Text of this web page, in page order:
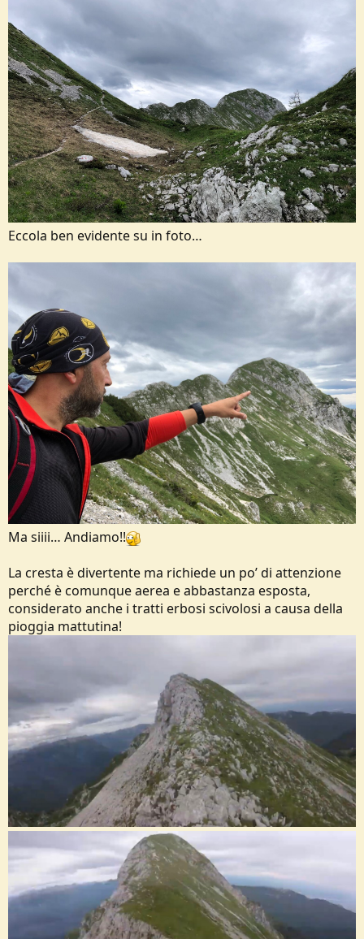
Eccola ben evidente su in foto…
Ma siiii… Andiamo!!
La cresta è divertente ma richiede un po’ di attenzione
perché è comunque aerea e abbastanza esposta,
considerato anche i tratti erbosi scivolosi a causa della
pioggia mattutina!